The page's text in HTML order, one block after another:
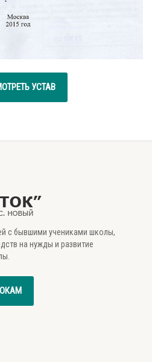
УСТАВ
с бывшими учениками школы,
на нужды и развитие